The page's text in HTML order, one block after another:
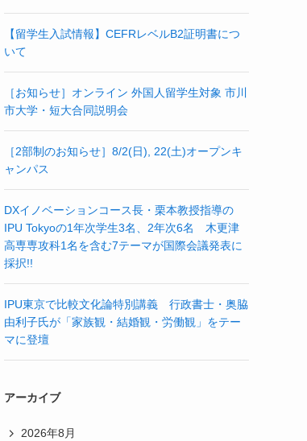
【留学生入試情報】CEFRレベルB2証明書につ
いて
［お知らせ］オンライン 外国人留学生対象 市川
市大学・短大合同説明会
［2部制のお知らせ］8/2(日), 22(土)オープンキ
ャンパス
DXイノベーションコース長・栗本教授指導の
IPU Tokyoの1年次学生3名、2年次6名 木更津
高専専攻科1名を含む7テーマが国際会議発表に
採択!!
IPU東京で比較文化論特別講義 行政書士・奥脇
由利子氏が「家族観・結婚観・労働観」をテー
マに登壇
アーカイブ
2026年8月